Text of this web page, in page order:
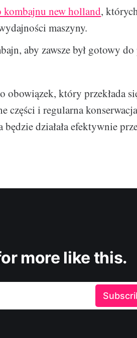
kombajnu new holland,
maszyny.
aby zawsze był gotowy do
obowiązek, który przekłada
części i regularna
będzie działała efektywnie
more like this.